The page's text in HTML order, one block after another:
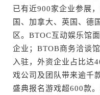
已有近900家企业参展
国、加拿大、英国、德
区。BTOC互动娱乐馆
企业；BTOB商务洽谈
入驻，外资企业占比达
戏公司及团队带来逾千
盛典报名游戏超600款